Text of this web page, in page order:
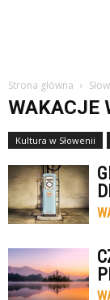
Strona główna
WAKACJE
Kultura w Słowenii